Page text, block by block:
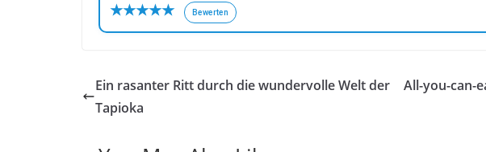
★★★★★ Bewerten
Ein rasanter Ritt durch die wundervolle Welt der
Tapioka
All-you-can-